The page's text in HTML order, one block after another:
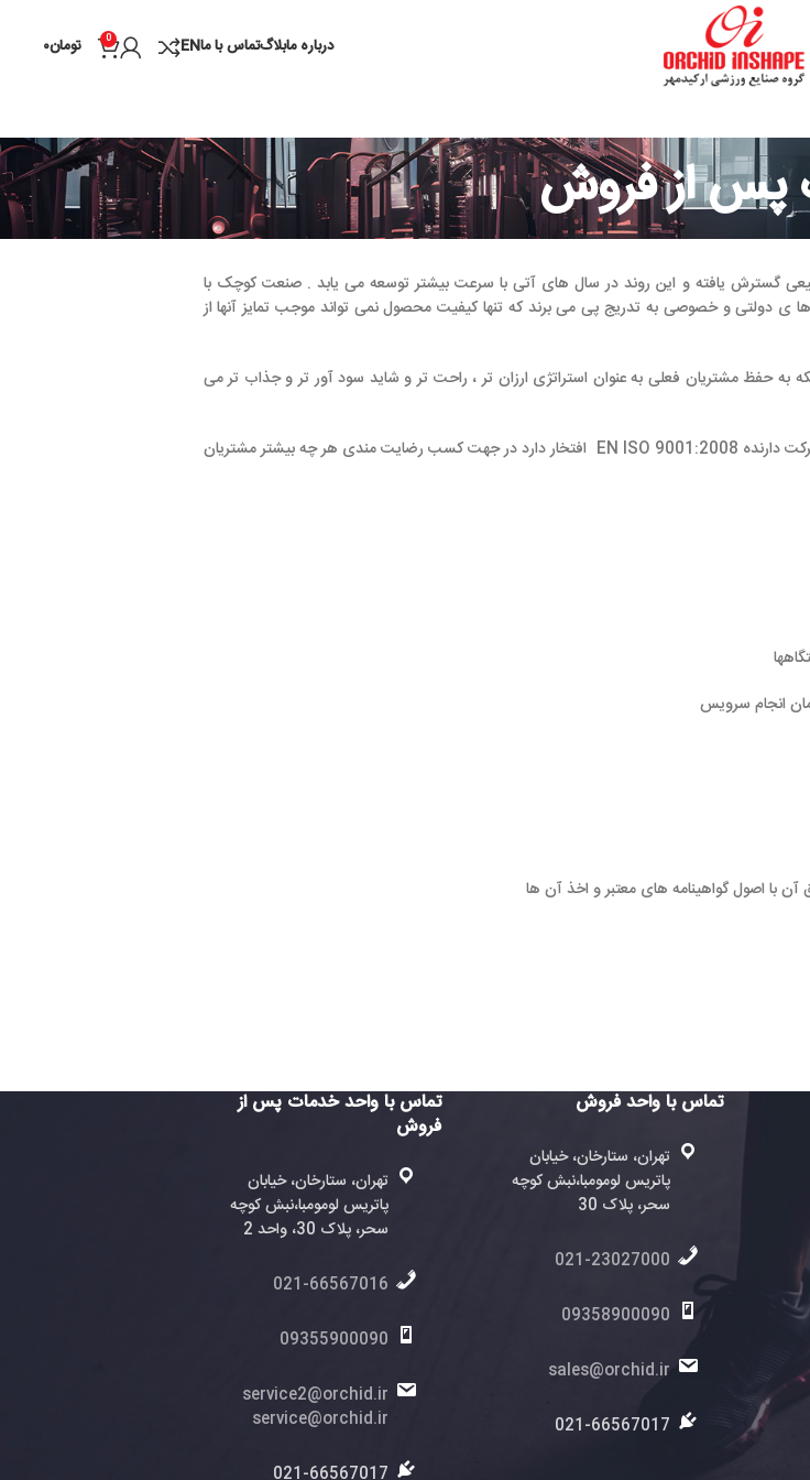
تماس با ماEN تومان۰
فروش
روند در سال های آتی با سرعت بیشتر توسعه می یابد . صنعت کوچک با
تدریج پی می برند که تنها کیفیت محصول نمی تواند موجب تمایز آنها از
فعلی به عنوان استراتژی ارزان تر ، راحت تر و شاید سود آور تر و جذاب تر می
از این رو پشتیبانی و خدمات پس از فروش شرکت ارکید مهر به عنوان اولین شرکت دارنده EN ISO 9001:2008 افتخار دارد در جهت کسب رضایت مندی هر چه بیشتر مشتریان
های معتبر و اخذ آن ها
با واحد فروش
تهران، ستارخان، خیابان
پاتریس لومومبا،نبش کوچه
021-23027000
09358900090
sales@orchid.ir
021-66567017
تماس با واحد خدمات پس از
تهران، ستارخان، خیابان
پاتریس لومومبا،نبش کوچه
021-66567016
09355900090
service2@orchid.ir
service@orchid.ir
021-66567017